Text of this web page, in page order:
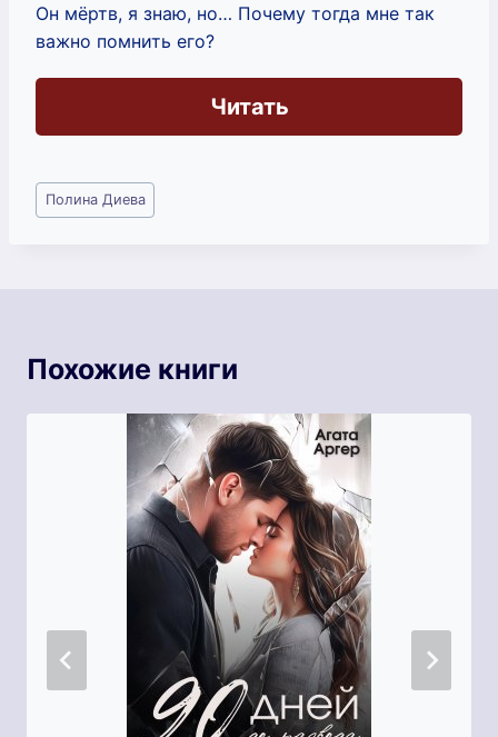
Он мёртв, я знаю, но… Почему тогда мне так
важно помнить его?
Читать
Метки
записи:
Полина Диева
Похожие книги